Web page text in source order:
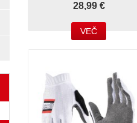
28,99 €
VEČ